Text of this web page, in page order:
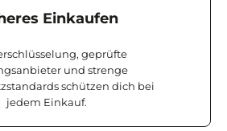
Einkaufen
geprüfte
und strenge
schützen dich bei
jedem Einkauf.